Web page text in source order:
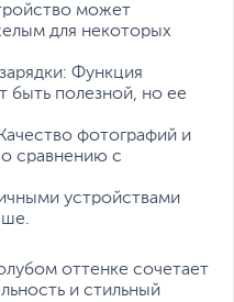
вид данного товара
быть изменены
интернет-магазина.
может
для некоторых
Функция
быть полезной, но ее
фотографий и
сравнению с
устройствами
оттенке сочетает
и стильный